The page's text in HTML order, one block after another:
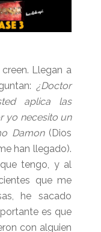
Llegan a
¿Doctor
aplica las
yo necesito un
Damon(Dios
han llegado).
tengo, y al
que me
he sacado
es que
con alguien